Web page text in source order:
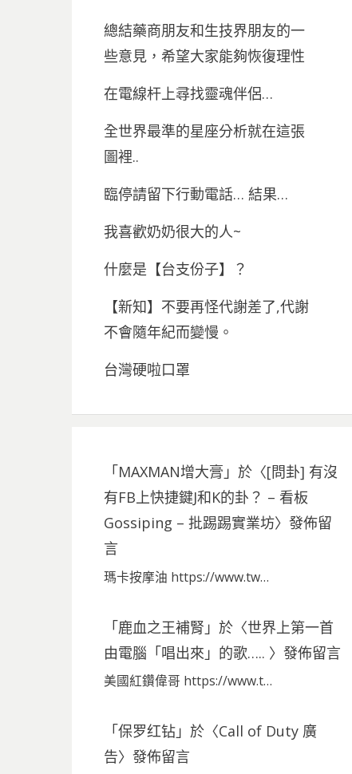
總結藥商朋友和生技界朋友的一
些意見，希望大家能夠恢復理性
在電線杆上尋找靈魂伴侶…
全世界最準的星座分析就在這張
圖裡..
臨停請留下行動電話… 結果…
我喜歡奶奶很大的人~
什麼是【台支份子】？
【新知】不要再怪代謝差了,代謝
不會隨年紀而變慢。
台灣硬啦口罩
「MAXMAN增大膏 」於〈[問卦] 有沒
有FB上快捷鍵J和K的卦？ – 看板
Gossiping – 批踢踢實業坊〉發佈留
言
瑪卡按摩油 https://www.tw…
「鹿血之王補腎 」於〈世界上第一首
由電腦「唱出來」的歌….. 〉發佈留言
美國紅鑽偉哥 https://www.t…
「保罗红钻」於〈Call of Duty 廣
告〉發佈留言